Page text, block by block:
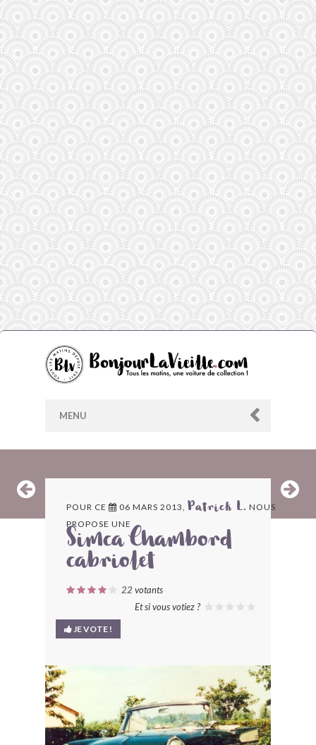
MENU
ARCHIVES
LES CONTRIBUTEURS
MODÈLES ET MARQUES
COMMENT FONCTIONNE BLV ?
POUR CE 06 MARS 2013, Patrick L. NOUS
PROPOSE UNE
Simca Chambord
cabriolet
22votants
Et si vous votiez ?
JE VOTE !